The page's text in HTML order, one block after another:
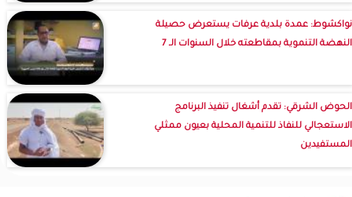
نواكشوط: عمدة بلدية عرفات يستعرض حصيلة
النهضة التنموية بمقاطعته خلال السنوات الـ 7
الحوض الشرقي: تقدم أشغال تنفيذ البرنامج
الاستعجالي للنفاذ للتنمية المحلية بعيون ممثلي
المستفيدين